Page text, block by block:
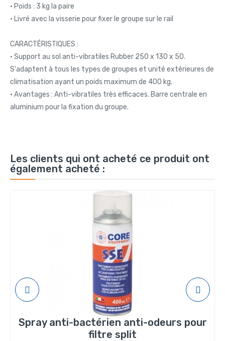
• Poids : 3 kg la paire
• Livré avec la visserie pour fixer le groupe sur le rail
CARACTÉRISTIQUES :
• Support au sol anti-vibratiles Rubber 250 x 130 x 50.
S'adaptent à tous les types de groupes et unité extérieures de
climatisation ayant un poids maximum de 400 kg.
• Avantages : Anti-vibratiles très efficaces. Barre centrale en
aluminium pour la fixation du groupe.
Les clients qui ont acheté ce produit ont
également acheté :
Spray anti-bactérien anti-odeurs pour
filtre split